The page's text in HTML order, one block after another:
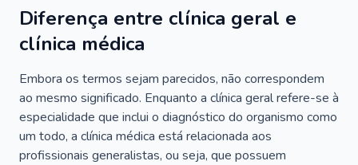
Diferença entre clínica geral e
clínica médica
Embora os termos sejam parecidos, não correspondem
ao mesmo significado. Enquanto a clínica geral refere-se à
especialidade que inclui o diagnóstico do organismo como
um todo, a clínica médica está relacionada aos
profissionais generalistas, ou seja, que possuem